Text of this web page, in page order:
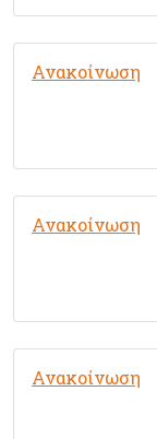
Ανακοίνωση
Ανακοίνωση
Ανακοίνωση